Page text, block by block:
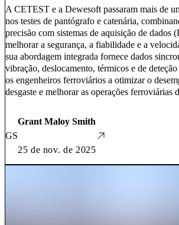
A CETEST e a Dewesoft passaram mais de
nos testes de pantógrafo e catenária,
precisão com sistemas de aquisição de dados
melhorar a segurança, a fiabilidade e a
sua abordagem integrada fornece dados
vibração, deslocamento, térmicos e de
os engenheiros ferroviários a otimizar o
desgaste e melhorar as operações ferroviárias
GS
Grant Maloy Smith
25 de nov. de 2025